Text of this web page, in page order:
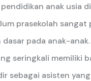
anak usia
prasekolah
dasar pada anak-
seringkali memiliki
sebagai asisten